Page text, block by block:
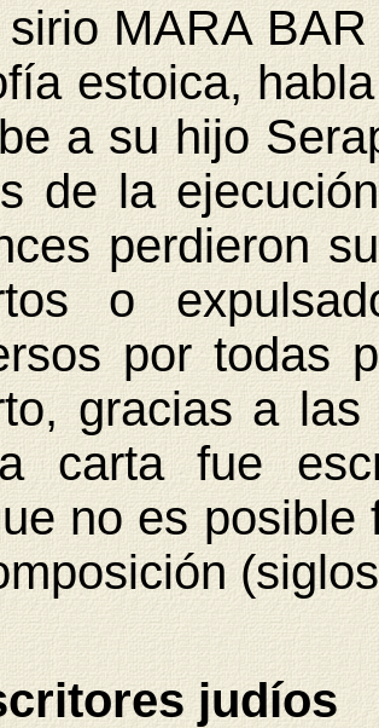
MARA
estoica,
a su hijo
de la
perdieron
o
por todas
gracias a
carta fue
no es posible
judíos